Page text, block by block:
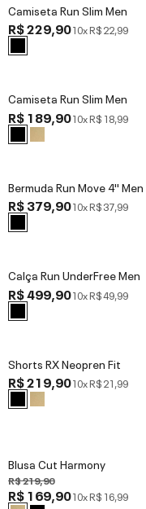
Camiseta Run Slim Men
R$ 229,9010xR$ 22,99
Camiseta Run Slim Men
R$ 189,9010xR$ 18,99
Bermuda Run Move 4'' Men
R$ 379,9010xR$ 37,99
Calça Run UnderFree Men
R$ 499,9010xR$ 49,99
Shorts RX Neopren Fit
R$ 219,9010xR$ 21,99
Blusa Cut Harmony
R$ 219,90
R$ 169,9010xR$ 16,99